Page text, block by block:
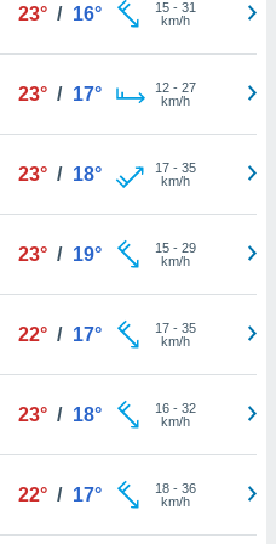
23° / 16° 15- 31
km/h
23° / 17° 12- 27
km/h
23° / 18° 17- 35
km/h
23° / 19° 15- 29
km/h
22° / 17° 17- 35
km/h
23° / 18° 16- 32
km/h
22° / 17° 18- 36
km/h